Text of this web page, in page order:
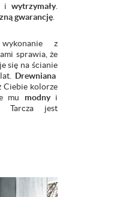
iwytrzymały.
gwarancję.
z
sprawia, że
się na ścianie
Drewniana
Ciebie kolorze
mu modnyi
Tarcza jest